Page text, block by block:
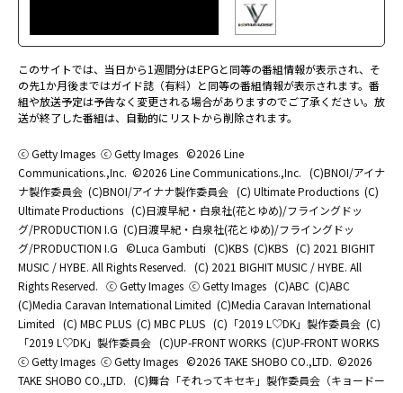
このサイトでは、当日から1週間分はEPGと同等の番組情報が表示され、そ
の先1か月後まではガイド誌（有料）と同等の番組情報が表示されます。番
組や放送予定は予告なく変更される場合がありますのでご了承ください。放
送が終了した番組は、自動的にリストから削除されます。
ⓒ Getty Images ⓒ Getty Images ©2026 Line
Communications.,Inc. ©2026 Line Communications.,Inc. (C)BNOI/アイナ
ナ製作委員会 (C)BNOI/アイナナ製作委員会 (C) Ultimate Productions (C)
Ultimate Productions (C)日渡早紀・白泉社(花とゆめ)/フライングドッ
グ/PRODUCTION I.G (C)日渡早紀・白泉社(花とゆめ)/フライングドッ
グ/PRODUCTION I.G ©Luca Gambuti (C)KBS (C)KBS (C) 2021 BIGHIT
MUSIC / HYBE. All Rights Reserved. (C) 2021 BIGHIT MUSIC / HYBE. All
Rights Reserved. ⓒ Getty Images ⓒ Getty Images (C)ABC (C)ABC
(C)Media Caravan International Limited (C)Media Caravan International
Limited (C) MBC PLUS (C) MBC PLUS (C)「2019 L♡DK」製作委員会 (C)
「2019 L♡DK」製作委員会 (C)UP-FRONT WORKS (C)UP-FRONT WORKS
ⓒ Getty Images ⓒ Getty Images ©2026 TAKE SHOBO CO.,LTD. ©2026
TAKE SHOBO CO.,LTD. (C)舞台「それってキセキ」製作委員会（キョードー